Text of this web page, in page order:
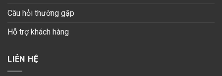
Câu hỏi thường gặp
Hỗ trợ khách hàng
LIÊN HỆ